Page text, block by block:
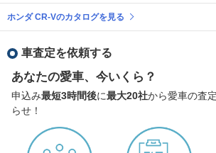
ホンダ CR-Vのカタログを見る
車査定を依頼する
あなたの愛車、今いくら？
申込み最短3時間後に最大20社から愛車の査
らせ！